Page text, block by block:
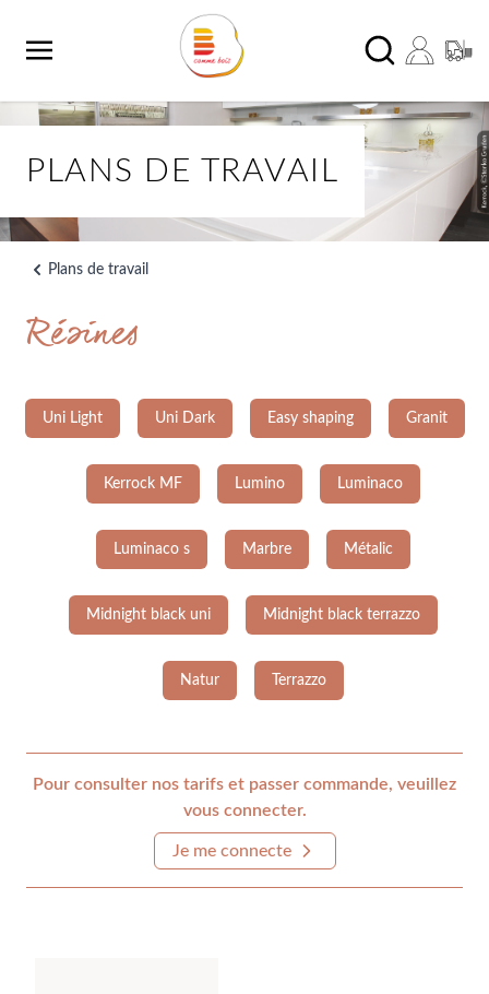
Chercher
PLANS DE TRAVAIL
Plans de travail
Résines
Uni Light Uni Dark Easy shaping Granit
Kerrock MF Lumino Luminaco
Luminaco s Marbre Métalic
Midnight black uni Midnight black terrazzo
Natur Terrazzo
Pour consulter nos tarifs et passer commande, veuillez
vous connecter.
Je me connecte